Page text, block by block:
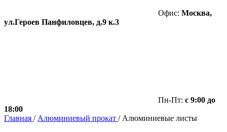
Офис: Москва,
ул.Героев Панфиловцев, д.9 к.3
Пн-Пт: с 9:00 до
18:00
Главная / Алюминиевый прокат / Алюминиевые листы